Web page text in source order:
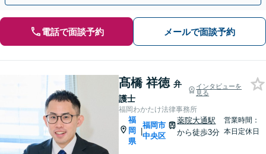
電話で面談予約 メールで面談予約
髙橋 祥徳 弁
護士
インタビューを
見る
福岡わかたけ法律事務所
福
岡
県
|
福岡市
中央区
薬院大通駅
から徒歩3分
営業時間：
本日定休日